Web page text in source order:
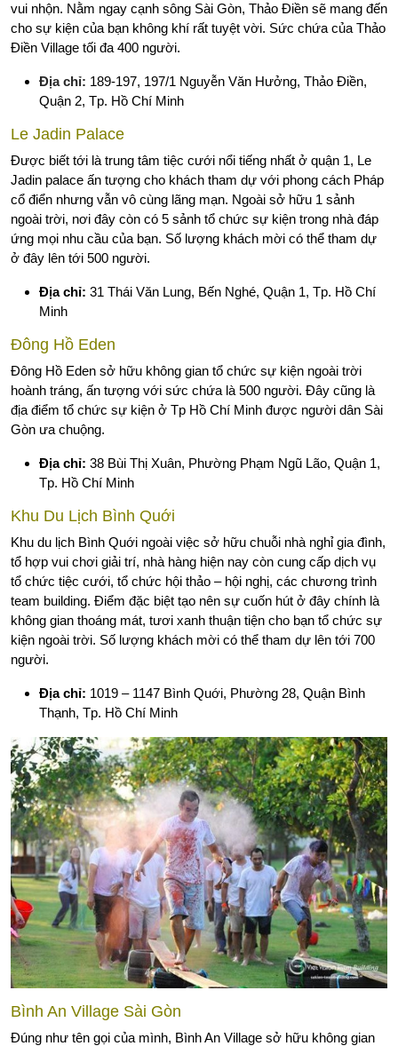
vui nhộn. Nằm ngay cạnh sông Sài Gòn, Thảo Điền sẽ mang đến
cho sự kiện của bạn không khí rất tuyệt vời. Sức chứa của Thảo
Điền Village tối đa 400 người.
Địa chỉ: 189-197, 197/1 Nguyễn Văn Hưởng, Thảo Điền,
Quận 2, Tp. Hồ Chí Minh
Le Jadin Palace
Được biết tới là trung tâm tiệc cưới nổi tiếng nhất ở quận 1, Le
Jadin palace ấn tượng cho khách tham dự với phong cách Pháp
cổ điển nhưng vẫn vô cùng lãng mạn. Ngoài sở hữu 1 sảnh
ngoài trời, nơi đây còn có 5 sảnh tổ chức sự kiện trong nhà đáp
ứng mọi nhu cầu của bạn. Số lượng khách mời có thể tham dự
ở đây lên tới 500 người.
Địa chỉ: 31 Thái Văn Lung, Bến Nghé, Quận 1, Tp. Hồ Chí
Minh
Đông Hồ Eden
Đông Hồ Eden sở hữu không gian tổ chức sự kiện ngoài trời
hoành tráng, ấn tượng với sức chứa là 500 người. Đây cũng là
địa điểm tổ chức sự kiện ở Tp Hồ Chí Minh được người dân Sài
Gòn ưa chuộng.
Địa chỉ: 38 Bùi Thị Xuân, Phường Phạm Ngũ Lão, Quận 1,
Tp. Hồ Chí Minh
Khu Du Lịch Bình Quới
Khu du lịch Bình Quới ngoài việc sở hữu chuỗi nhà nghỉ gia đình,
tổ hợp vui chơi giải trí, nhà hàng hiện nay còn cung cấp dịch vụ
tổ chức tiệc cưới, tổ chức hội thảo – hội nghị, các chương trình
team building. Điểm đặc biệt tạo nên sự cuốn hút ở đây chính là
không gian thoáng mát, tươi xanh thuận tiện cho bạn tổ chức sự
kiện ngoài trời. Số lượng khách mời có thể tham dự lên tới 700
người.
Địa chỉ: 1019 – 1147 Bình Quới, Phường 28, Quận Bình
Thạnh, Tp. Hồ Chí Minh
Bình An Village Sài Gòn
Đúng như tên gọi của mình, Bình An Village sở hữu không gian